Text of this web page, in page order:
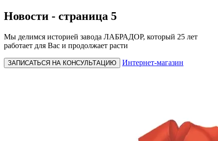
Новости - страница 5
Мы делимся историей завода ЛАБРАДОР, который 25 лет
работает для Вас и продолжает расти
ЗАПИСАТЬСЯ НА КОНСУЛЬТАЦИЮ Интернет-магазин